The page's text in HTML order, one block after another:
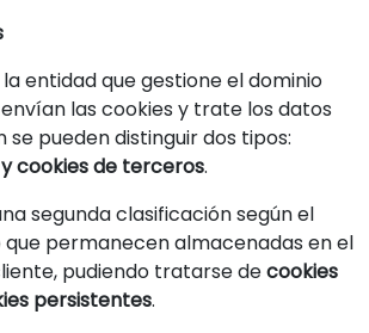
la entidad que gestione el dominio
las cookies y trate los datos
se pueden distinguir dos tipos:
cookies de terceros.
segunda clasificación según el
permanecen almacenadas en el
pudiendo tratarse decookies
persistentes.